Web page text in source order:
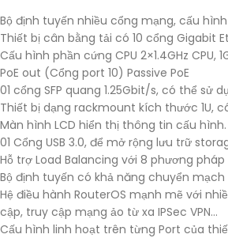
Bộ định tuyến nhiều cổng mạng, cấu
Thiết bị cân bằng tải có 10 cổng Gigabit
Cấu hình phần cứng CPU 2×1.4GHz CPU,
PoE out (Cổng port 10) Passive PoE
01 cổng SFP quang 1.25Gbit/s, có thể
Thiết bị dạng rackmount kích thước 1U,
Màn hình LCD hiển thị thông tin cấu hình.
01 Cổng USB 3.0, để mở rộng lưu trữ
Hỗ trợ Load Balancing với 8 phương
Bộ định tuyến có khả năng chuyển
Hệ điều hành RouterOS mạnh mẽ với
cập, truy cập mạng ảo từ xa IPSec VPN…
Cấu hình linh hoạt trên từng Port của